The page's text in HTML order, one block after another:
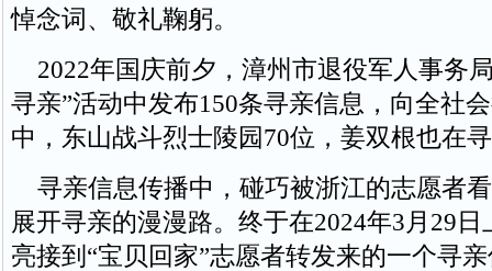
悼念词、敬礼鞠躬。
2022年国庆前夕，漳州市退役军人事务
寻亲”活动中发布150条寻亲信息，向全社
中，东山战斗烈士陵园70位，姜双根也在
寻亲信息传播中，碰巧被浙江的志愿者
展开寻亲的漫漫路。终于在2024年3月29
亮接到“宝贝回家”志愿者转发来的一个寻